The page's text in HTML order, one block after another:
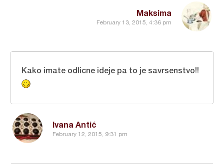
Maksima
February 13, 2015, 4:36 pm
Ivana Antić
February 12, 2015, 9:31 pm
Kako imate odlicne ideje pa to je savrsenstvo!!